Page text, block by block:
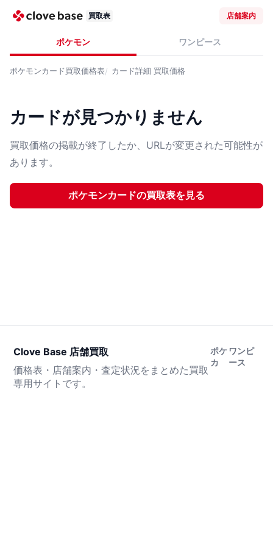
買取表 店舗案内
ポケモン ワンピース
ポケモンカード買取価格表 カード詳細 買取価格
カードが見つかりません
買取価格の掲載が終了したか、URLが変更された可能性が
あります。
ポケモンカードの買取表を見る
Clove Base 店舗買取
価格表・店舗案内・査定状況をまとめた買取
専用サイトです。
ポケ
カ
ワンピ
ース